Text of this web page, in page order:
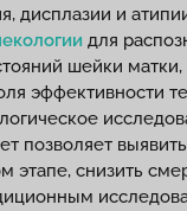
дисплазии и
для
шейки матки,
эффективности
позволяет
этапе, снизить